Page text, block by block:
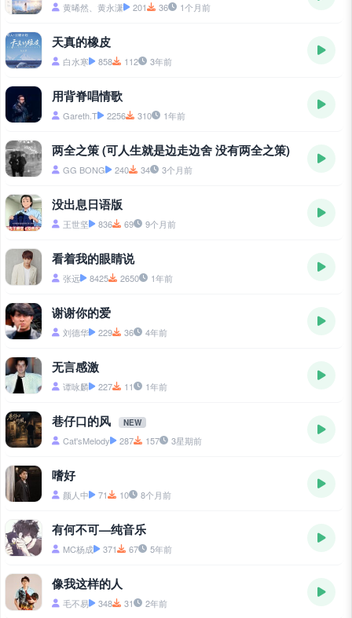
黄晞然、黄永潇 201 36 1个月前
天真的橡皮
白水寒 858 112 3年前
用背脊唱情歌
Gareth.T 2256 310 1年前
两全之策 (可人生就是边走边舍 没有两全之策)
GG BONG 240 34 3个月前
没出息日语版
王世坚 836 69 9个月前
看着我的眼睛说
张远 8425 2650 1年前
谢谢你的爱
刘德华 229 36 4年前
无言感激
谭咏麟 227 11 1年前
巷仔口的风 NEW
Cat'sMelody 287 157 3星期前
嗜好
颜人中 71 10 8个月前
有何不可—纯音乐
MC杨成 371 67 5年前
像我这样的人
毛不易 348 31 2年前